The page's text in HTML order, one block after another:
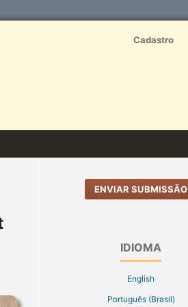
Cadastro
ENVIAR SUBMISSÃO
IDIOMA
English
Português (Brasil)